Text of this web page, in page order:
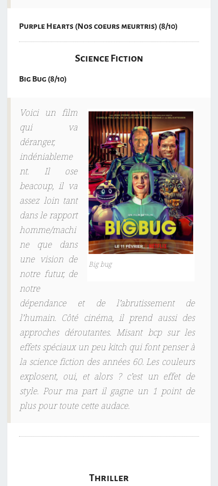
Purple Hearts (Nos coeurs meurtris) (8/10)
Science Fiction
Big Bug (8/10)
Big bug
Voici un film
qui va
déranger,
indéniableme
nt. Il ose
beacoup, il va
assez loin tant
dans le rapport
homme/machi
ne que dans
une vision de
notre futur, de
notre
dépendance et de l’abrutissement de
l’humain. Côté cinéma, il prend aussi des
approches déroutantes. Misant bcp sur les
effets spéciaux un peu kitch qui font penser à
la science fiction des années 60. Les couleurs
explosent, oui, et alors ? c’est un effet de
style. Pour ma part il gagne un 1 point de
plus pour toute cette audace.
Thriller